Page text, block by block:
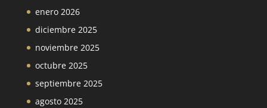
enero 2026
diciembre 2025
noviembre 2025
octubre 2025
septiembre 2025
agosto 2025